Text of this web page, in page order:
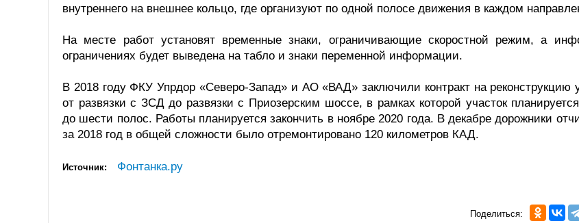
внутреннего на внешнее кольцо, где организуют по одной полосе движения в каждом
На месте работ установят временные знаки, ограничивающие скоростной режим, а
ограничениях будет выведена на табло и знаки переменной информации.
В 2018 году ФКУ Упрдор «Северо-Запад» и АО «ВАД» заключили контракт на реконструкцию
от развязки с ЗСД до развязки с Приозерским шоссе, в рамках которой участок
до шести полос. Работы планируется закончить в ноябре 2020 года. В декабре дорожники
за 2018 год в общей сложности было отремонтировано 120 километров КАД.
Источник: Фонтанка.ру
Поделиться: